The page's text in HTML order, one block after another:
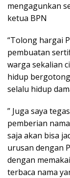
mengagunkan
ketua BPN
“Tolong hargai
pembuatan
warga sekalian
hidup
selalu hidup
” Juga saya
pemberian
saja akan bisa
urusan dengan
dengan
terbaca nama